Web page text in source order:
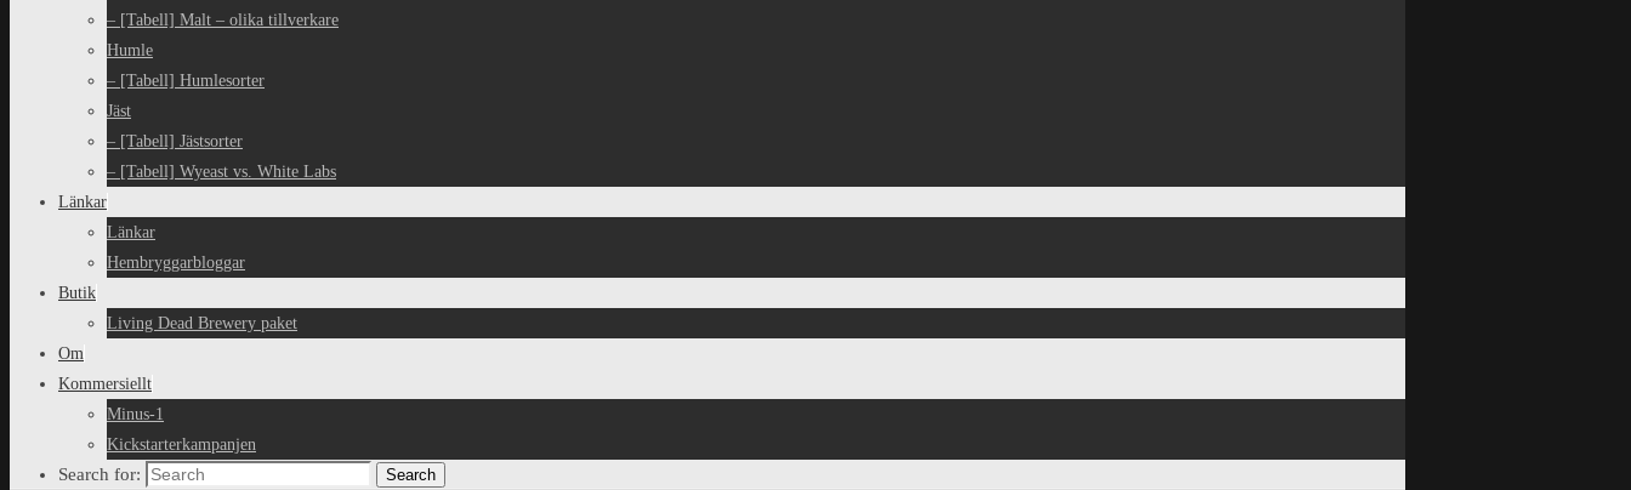
– [Tabell] Malt – olika tillverkare
Humle
– [Tabell] Humlesorter
Jäst
– [Tabell] Jästsorter
– [Tabell] Wyeast vs. White Labs
Länkar
Länkar
Hembryggarbloggar
Butik
Living Dead Brewery paket
Om
Kommersiellt
Minus-1
Kickstarterkampanjen
Search for: Search